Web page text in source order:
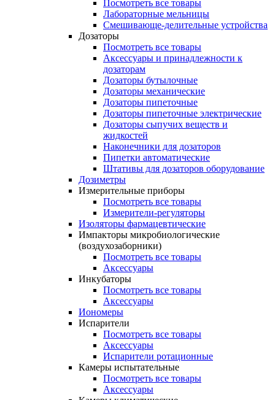
Посмотреть все товары
Лабораторные мельницы
Смешивающе-делительные устройства
Дозаторы
Посмотреть все товары
Аксессуары и принадлежности к
дозаторам
Дозаторы бутылочные
Дозаторы механические
Дозаторы пипеточные
Дозаторы пипеточные электрические
Дозаторы сыпучих веществ и
жидкостей
Наконечники для дозаторов
Пипетки автоматические
Штативы для дозаторов оборудование
Дозиметры
Измерительные приборы
Посмотреть все товары
Измерители-регуляторы
Изоляторы фармацевтические
Импакторы микробиологические
(воздухозаборники)
Посмотреть все товары
Аксессуары
Инкубаторы
Посмотреть все товары
Аксессуары
Иономеры
Испарители
Посмотреть все товары
Аксессуары
Испарители ротационные
Камеры испытательные
Посмотреть все товары
Аксессуары